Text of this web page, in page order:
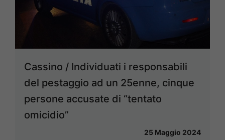
Cassino / Individuati i responsabili
del pestaggio ad un 25enne, cinque
persone accusate di “tentato
omicidio”
25 Maggio 2024